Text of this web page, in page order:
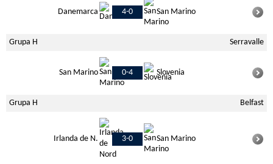
Danemarca 4-0 San Marino
Grupa H Serravalle
San Marino 0-4 Slovenia
Grupa H Belfast
Irlanda de N. 3-0 San Marino